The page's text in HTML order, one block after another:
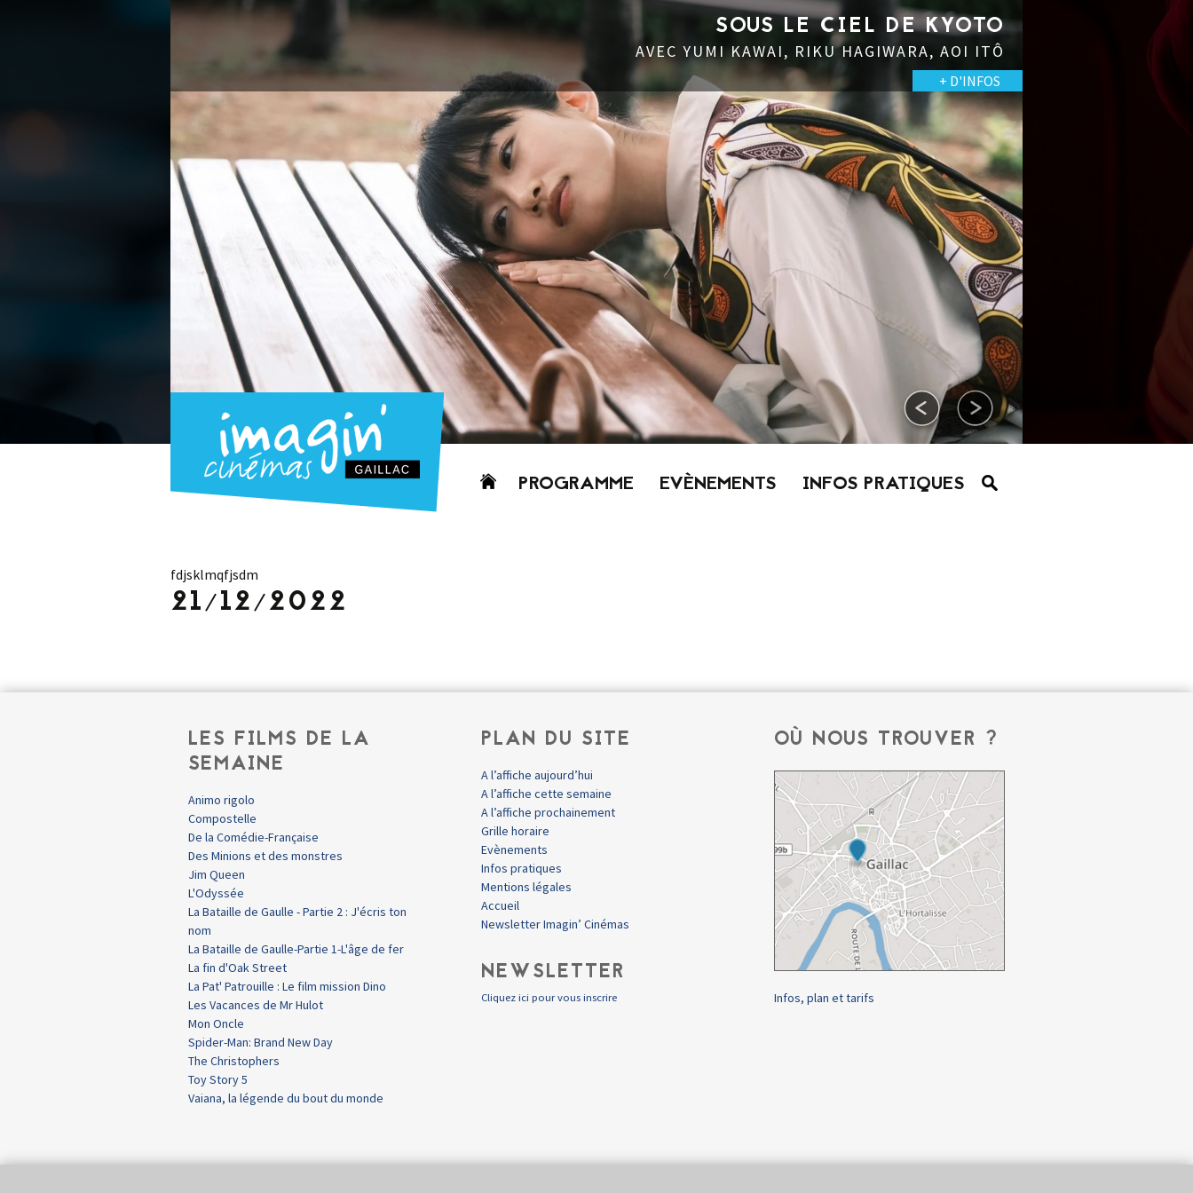
SOUS LE CIEL DE KYOTO
AVEC YUMI KAWAI, RIKU HAGIWARA, AOI ITÔ
+ D'INFOS
Aller
PROGRAMME EVÈNEMENTS INFOS PRATIQUES
fdjsklmqfjsdm
21/12/2022
LES FILMS DE LA
SEMAINE
Animo rigolo
Compostelle
De la Comédie-Française
Des Minions et des monstres
Jim Queen
L'Odyssée
La Bataille de Gaulle - Partie 2 : J'écris ton
nom
La Bataille de Gaulle-Partie 1-L'âge de fer
La fin d'Oak Street
La Pat' Patrouille : Le film mission Dino
Les Vacances de Mr Hulot
Mon Oncle
Spider-Man: Brand New Day
The Christophers
Toy Story 5
Vaiana, la légende du bout du monde
PLAN DU SITE
A l’affiche aujourd’hui
A l’affiche cette semaine
A l’affiche prochainement
Grille horaire
Evènements
Infos pratiques
Mentions légales
Accueil
Newsletter Imagin’ Cinémas
NEWSLETTER
Cliquez ici pour vous inscrire
OÙ NOUS TROUVER ?
Infos, plan et tarifs